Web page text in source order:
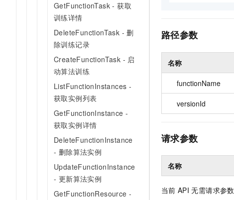
GetFunctionTask - 获取
训练详情
DeleteFunctionTask - 删
除训练记录
CreateFunctionTask - 启
动算法训练
ListFunctionInstances -
获取实例列表
GetFunctionInstance -
获取实例详情
DeleteFunctionInstance
- 删除算法实例
UpdateFunctionInstance
- 更新算法实例
GetFunctionResource -
路径参数
名称
functionName
versionId
请求参数
名称
当前 API 无需请求参数